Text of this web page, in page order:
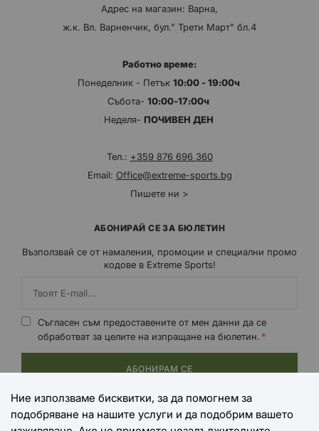
Адрес на магазин: Варна,
ж.к. Вл. Варненчик, бул." Трети Март" бл.4
Работно време:
Понеделник - Петък 10:00 - 19:00ч
Събота- 10:00-17:00ч
Неделя- ПОЧИВЕН ДЕН
Тел.: +359 876 696 360
Email: Office@extreme-sports.bg
Пишете ни >
АБОНИРАЙ СЕ ЗА БЮЛЕТИН
Възползвай се от намаления, промоции и специални промо
кодове в Extreme Sports!
Съгласен съм предоставените от мен данни да се
обработват за целите на изпращане на бюлетин.
АБОНИРАМ СЕ
НАЧИНИ НА ПЛАЩАНЕ
Ние използваме бисквитки, за да помогнем за
подобряване на нашите услуги и да подобрим вашето